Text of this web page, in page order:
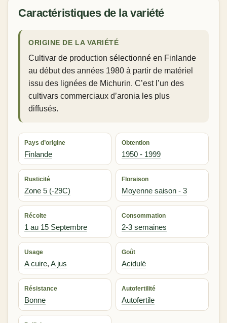
Caractéristiques de la variété
ORIGINE DE LA VARIÉTÉ
Cultivar de production sélectionné en Finlande
au début des années 1980 à partir de matériel
issu des lignées de Michurin. C’est l’un des
cultivars commerciaux d’aronia les plus
diffusés.
Pays d’origine
Finlande
Obtention
1950 - 1999
Rusticité
Zone 5 (-29C)
Floraison
Moyenne saison - 3
Récolte
1 au 15 Septembre
Consommation
2-3 semaines
Usage
A cuire, A jus
Goût
Acidulé
Résistance
Bonne
Autofertilité
Autofertile